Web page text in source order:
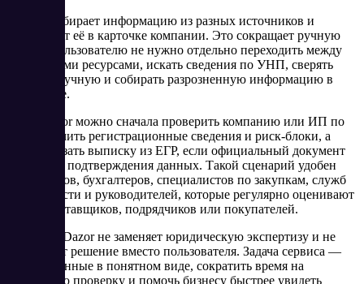
Сервис собирает информацию из разных источников и
показывает её в карточке компании. Это сокращает ручную
работу: пользователю не нужно отдельно переходить между
несколькими ресурсами, искать сведения по УНП, сверять
данные вручную и собирать разрозненную информацию в
одно досье.
Через Dazor можно сначала проверить компанию или ИП по
УНП, изучить регистрационные сведения и риск-блоки, а
затем заказать выписку из ЕГР, если официальный документ
нужен для подтверждения данных. Такой сценарий удобен
для юристов, бухгалтеров, специалистов по закупкам, служб
безопасности и руководителей, которые регулярно оценивают
новых поставщиков, подрядчиков или покупателей.
При этом Dazor не заменяет юридическую экспертизу и не
принимает решение вместо пользователя. Задача сервиса —
собрать данные в понятном виде, сократить время на
первичную проверку и помочь бизнесу быстрее увидеть